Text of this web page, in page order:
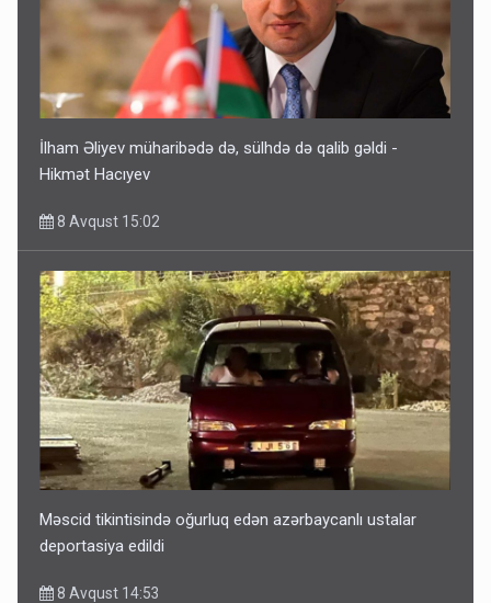
İlham Əliyev müharibədə də, sülhdə də qalib gəldi -
Hikmət Hacıyev
8 Avqust 15:02
Məscid tikintisində oğurluq edən azərbaycanlı ustalar
deportasiya edildi
8 Avqust 14:53